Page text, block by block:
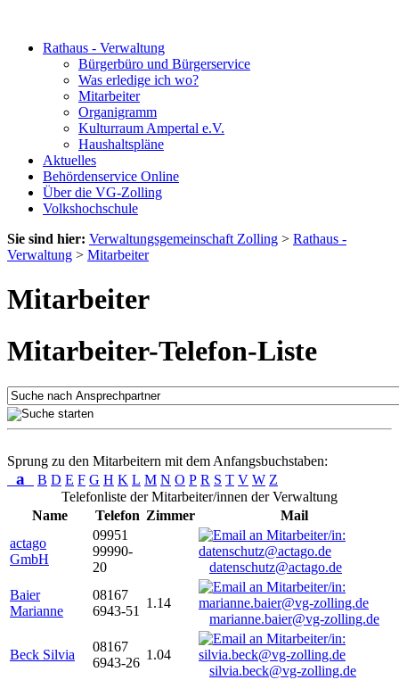
Rathaus - Verwaltung
Bürgerbüro und Bürgerservice
Was erledige ich wo?
Mitarbeiter
Organigramm
Kulturraum Ampertal e.V.
Haushaltspläne
Aktuelles
Behördenservice Online
Über die VG-Zolling
Volkshochschule
Sie sind hier: Verwaltungsgemeinschaft Zolling > Rathaus -
Verwaltung > Mitarbeiter
Mitarbeiter
Mitarbeiter-Telefon-Liste
Sprung zu den Mitarbeitern mit dem Anfangsbuchstaben:
a B D E F G H K L M N O P R S T V W Z
Telefonliste der Mitarbeiter/innen der Verwaltung
Name
Telefon Zimmer
Mail
actago
GmbH
09951
99990-
20
datenschutz@actago.de
Baier
Marianne
08167
6943-51
1.14
marianne.baier@vg-zolling.de
Beck Silvia
08167
6943-26
1.04
silvia.beck@vg-zolling.de